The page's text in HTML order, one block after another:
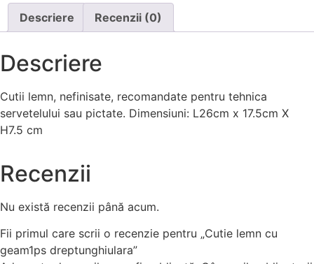
Descriere Recenzii (0)
Descriere
Cutii lemn, nefinisate, recomandate pentru tehnica
servetelului sau pictate. Dimensiuni: L26cm x 17.5cm X
H7.5 cm
Recenzii
Nu există recenzii până acum.
Fii primul care scrii o recenzie pentru „Cutie lemn cu
geam1ps dreptunghiulara”